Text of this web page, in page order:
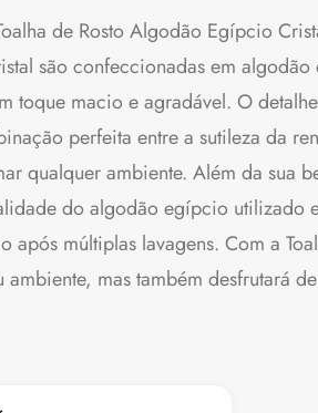
de Rosto Algodão Egípcio
são confeccionadas em
toque macio e agradável. O
perfeita entre a sutileza da
qualquer ambiente. Além da sua
do algodão egípcio utilizado
após múltiplas lavagens. Com a
ambiente, mas também desfrutará